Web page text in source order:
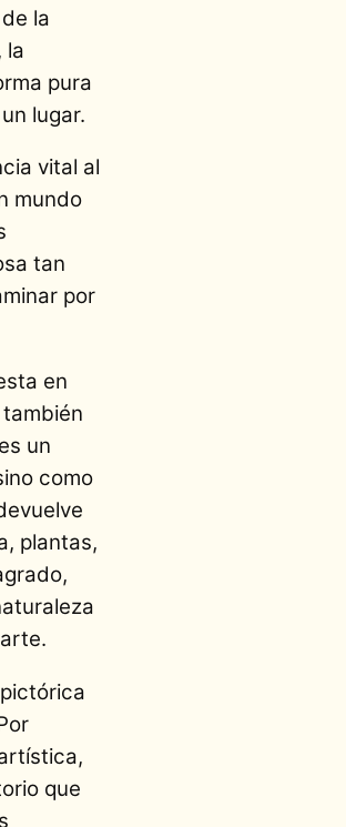
la
la
pura
lugar.
vital al
mundo
tan
por
en
un
como
plantas,
que